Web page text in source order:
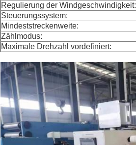
Regulierung der Windgeschwindigkeit:
Steuerungssystem:
Mindeststreckenweite:
Zählmodus:
Maximale Drehzahl vordefiniert: